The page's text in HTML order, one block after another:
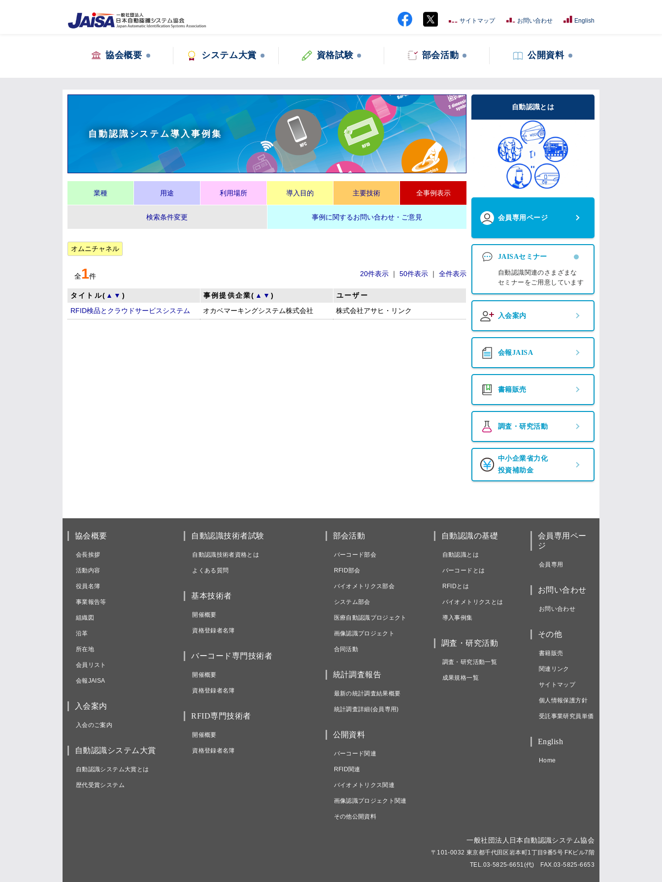
サイトマップ お問い合わせ English
協会概要 システム大賞 資格試験 部会活動 公開資料
自動認識システム導入事例集
業種 用途 利用場所 導入目的 主要技術 全事例表示
検索条件変更 事例に関するお問い合わせ・ご意見
オムニチャネル
全1件 20件表示 ｜ 50件表示 ｜ 全件表示
タイトル( ▲ ▼ ) 事例提供企業( ▲ ▼)
ユーザー
RFID検品とクラウドサービスシステム
オカベマーキングシステム株式会社 株式会社アサヒ・リンク
自動認識とは
会員専用ページ
JAISAセミナー
自動認識関連のさまざまな
セミナーをご用意しています
入会案内
会報JAISA
書籍販売
調査・研究活動
中小企業省力化
投資補助金
協会概要
会長挨拶
活動内容
役員名簿
事業報告等
組織図
沿革
所在地
会員リスト
会報JAISA
入会案内
入会のご案内
自動認識システム大賞
自動認識システム大賞とは
歴代受賞システム
自動認識技術者試験
自動認識技術者資格とは
よくある質問
基本技術者
開催概要
資格登録者名簿
バーコード専門技術者
開催概要
資格登録者名簿
RFID専門技術者
開催概要
資格登録者名簿
部会活動
バーコード部会
RFID部会
バイオメトリクス部会
システム部会
医療自動認識プロジェクト
画像認識プロジェクト
合同活動
統計調査報告
最新の統計調査結果概要
統計調査詳細(会員専用)
公開資料
バーコード関連
RFID関連
バイオメトリクス関連
画像認識プロジェクト関連
その他公開資料
自動認識の基礎
自動認識とは
バーコードとは
RFIDとは
バイオメトリクスとは
導入事例集
調査・研究活動
調査・研究活動一覧
成果規格一覧
会員専用ペー
ジ
会員専用
お問い合わせ
お問い合わせ
その他
書籍販売
関連リンク
サイトマップ
個人情報保護方針
受託事業研究員単価
English
Home
一般社団法人日本自動認識システム協会
〒101-0032 東京都千代田区岩本町1丁目9番5号 FKビル7階
TEL.03-5825-6651(代) FAX.03-5825-6653